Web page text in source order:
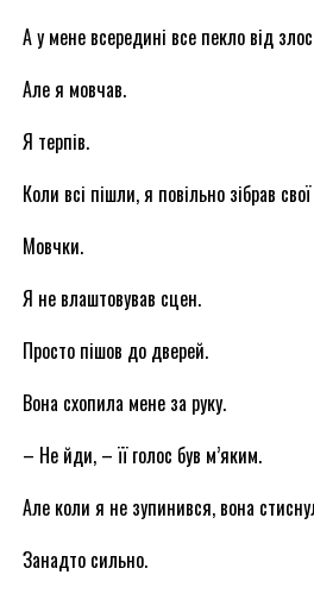
А у мене всередині все пекло від
Але я мовчав.
Я терпів.
Коли всі пішли, я повільно зібрав свої
Мовчки.
Я не влаштовував сцен.
Просто пішов до дверей.
Вона схопила мене за руку.
– Не йди, – її голос був м’яким.
Але коли я не зупинився, вона
Занадто сильно.